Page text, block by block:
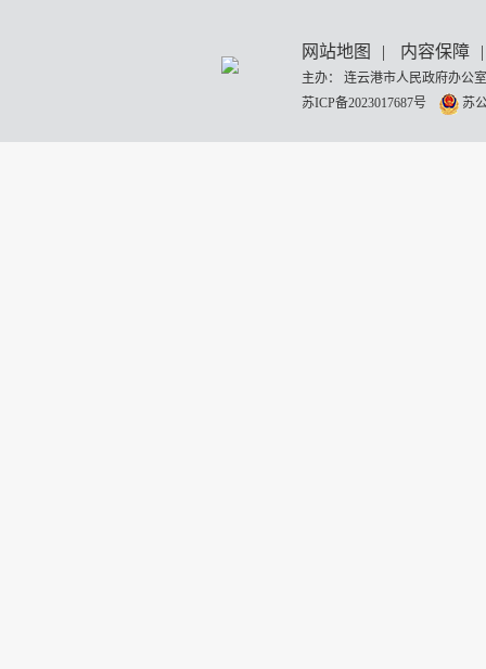
网站地图 | 内容保障 |
主办： 连云港市人民政府办
苏ICP备2023017687号
苏